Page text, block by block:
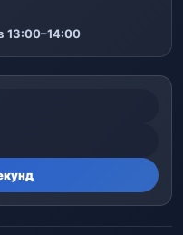
13:00–14:00